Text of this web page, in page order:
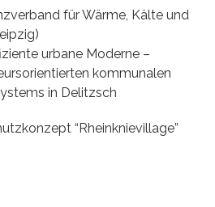
für Wärme, Kälte und
urbane Moderne –
kommunalen
in Delitzsch
“Rheinknievillage”